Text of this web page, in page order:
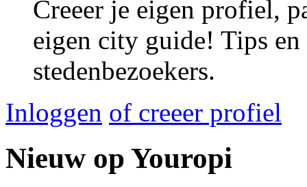
Creeer je eigen profiel,
eigen city guide! Tips
stedenbezoekers.
Inloggen of creeer profiel
Nieuw op Youropi